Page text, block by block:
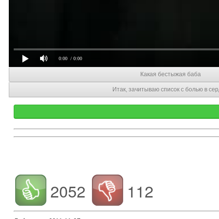
0:00 / 0:00
Какая бестыжая баба
Итак, зачитываю список с болью в
2052 112